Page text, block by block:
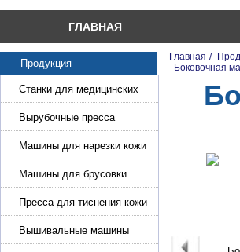
ГЛАВНАЯ
Продукция
Станки для медицинских
масок
Вырубочные пресса
Машины для нарезки кожи
и стропы
Машины для брусовки
кожи,меха,поролона
Пресса для тиснения кожи
Вышивальные машины
Главная /
Боковочная